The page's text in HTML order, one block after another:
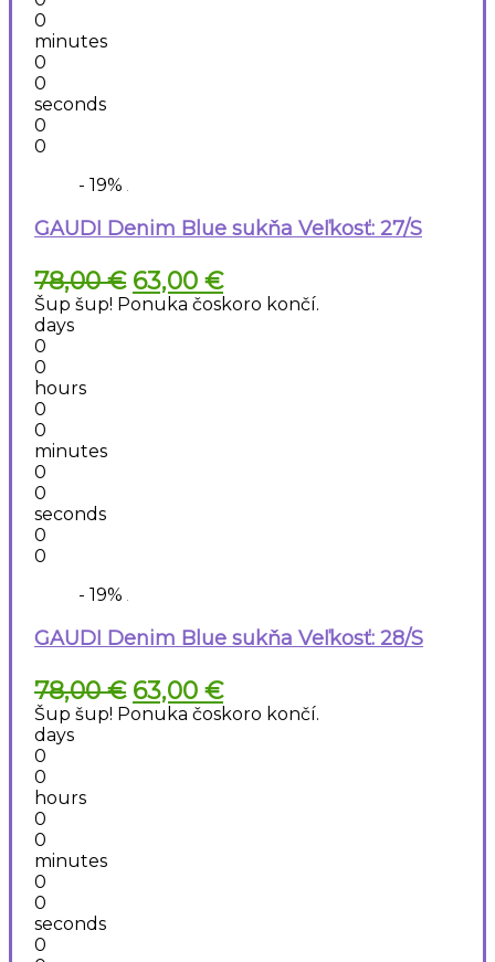
0
minutes
0
0
seconds
0
0
- 19%
GAUDI Denim Blue sukňa Veľkosť: 27/S
78,00€ Pôvodná
cena
bola:
63,00 €Aktuálna
cena
je:
Šup šup! Ponuka čoskoro končí.
days
0
0
hours
0
0
minutes
0
0
seconds
0
0
- 19%
GAUDI Denim Blue sukňa Veľkosť: 28/S
78,00€ Pôvodná
cena
bola:
63,00 €Aktuálna
cena
je:
Šup šup! Ponuka čoskoro končí.
days
0
0
hours
0
0
minutes
0
0
seconds
0